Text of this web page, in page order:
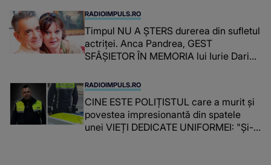
RADIOIMPULS.RO
Timpul NU A ȘTERS durerea din sufletul
actriței. Anca Pandrea, GEST
SFÂȘIETOR ÎN MEMORIA lui Iurie Darie:
timpul parcă..."
RADIOIMPULS.RO
CINE ESTE POLIȚISTUL care a murit și
povestea impresionantă din spatele
unei VIEȚI DEDICATE UNIFORMEI: "Și-a